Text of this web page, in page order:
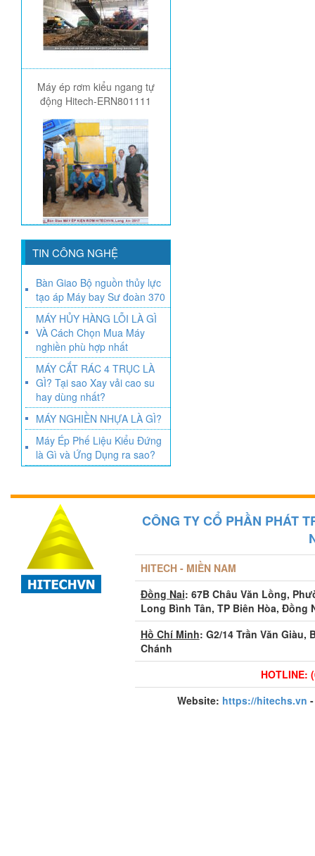
Máy ép rơm kiểu ngang tự
động Hitech-ERN801111
TIN CÔNG NGHỆ
Bàn Giao Bộ nguồn thủy lực
tạo áp Máy bay Sư đoàn 370
MÁY HỦY HÀNG LỖI LÀ GÌ
VÀ Cách Chọn Mua Máy
nghiền phù hợp nhất
MÁY CẮT RÁC 4 TRỤC LÀ
GÌ? Tại sao Xay vải cao su
hay dùng nhất?
MÁY NGHIỀN NHỰA LÀ GÌ?
Máy Ép Phế Liệu Kiểu Đứng
là Gì và Ứng Dụng ra sao?
CÔNG TY CỔ PHẦN PHÁT
HITECH - MIỀN NAM
Đồng Nai: 67B Châu Văn Lồng,
Long Bình Tân, TP Biên Hòa, Đồng
Hồ Chí Minh: G2/14 Trần Văn Giàu,
Chánh
HOTLINE:
Website: https://hitechs.vn